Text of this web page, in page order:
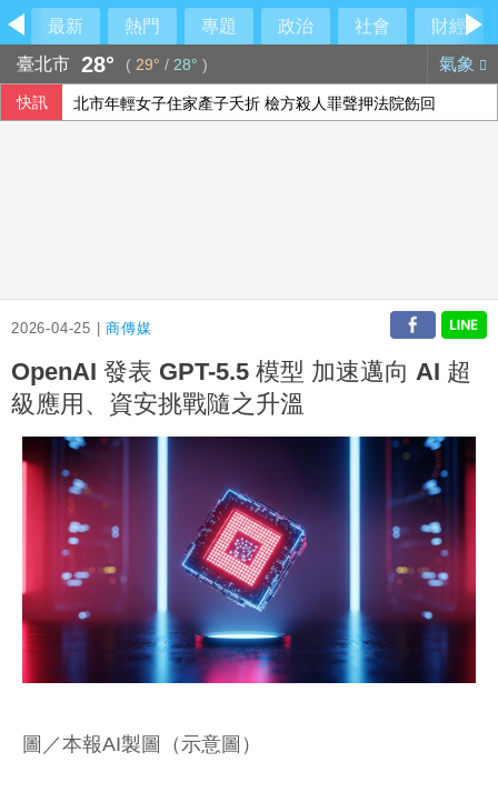
最新 熱門 專題 政治 社會
財經
臺北市 28° ( 29° / 28° ) 氣象
快訊 北市年輕女子住家產子夭折 檢方殺人罪聲押法院飭回
2026-04-25 |商傳媒
OpenAI 發表 GPT-5.5 模型 加速邁向 AI 超
級應用、資安挑戰隨之升溫
圖／本報AI製圖（示意圖）